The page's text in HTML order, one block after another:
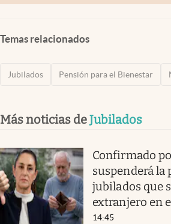
Temas relacionados
Jubilados Pensión para el Bienestar
Más noticias deJubilados
Confirmado
suspenderá la
jubilados que
extranjero en
14:45